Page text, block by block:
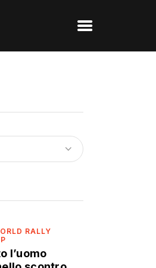
RALLY
l’uomo